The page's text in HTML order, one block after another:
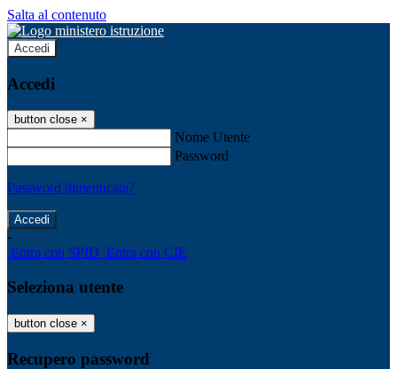
Salta al contenuto
Accedi
Accedi
button close ×
Nome Utente
Password
Password dimenticata?
-
Entra con SPID Entra con CIE
Seleziona utente
button close ×
Recupero password